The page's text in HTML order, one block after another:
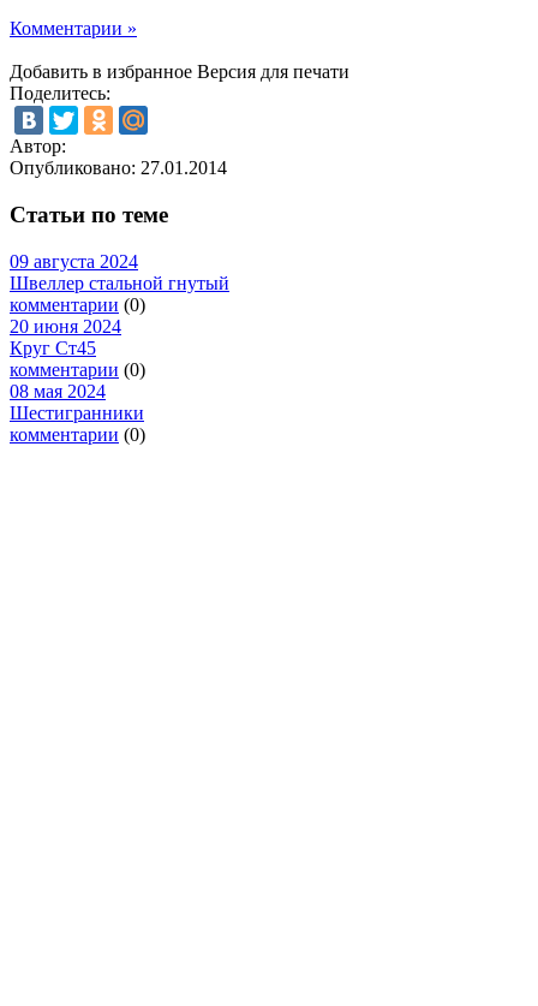
Комментарии »
Добавить в избранное Версия для печати
Поделитесь:
Автор:
Опубликовано: 27.01.2014
Статьи по теме
09 августа 2024
Швеллер стальной гнутый
комментарии (0)
20 июня 2024
Круг Ст45
комментарии (0)
08 мая 2024
Шестигранники
комментарии (0)